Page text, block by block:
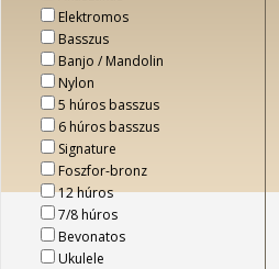
Elektromos
Basszus
Banjo / Mandolin
Nylon
5 húros basszus
6 húros basszus
Signature
Foszfor-bronz
12 húros
7/8 húros
Bevonatos
Ukulele